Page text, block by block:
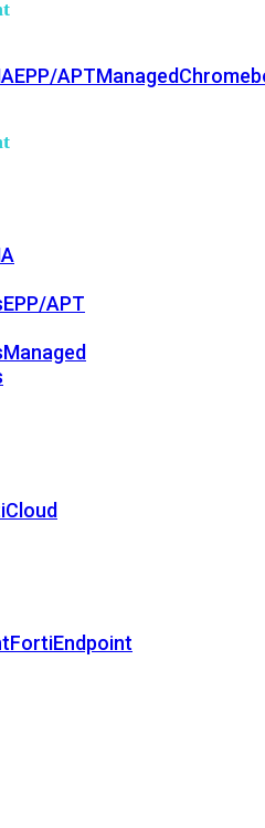
EPP/APTManaged
EPP/APT
Managed
FortiEndpoint